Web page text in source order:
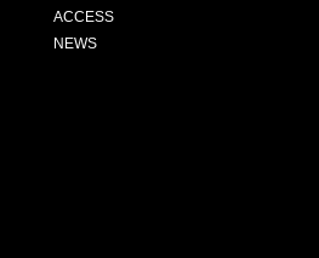
ACCESS
NEWS